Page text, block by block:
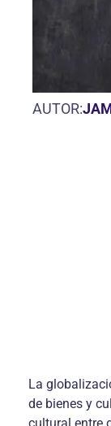
AUTOR:
La
de bienes y